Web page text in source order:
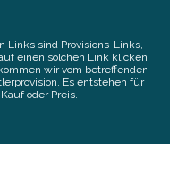
Links sind Provisions-Links,
einen solchen Link klicken
wir vom betreffenden
Es entstehen für
oder Preis.